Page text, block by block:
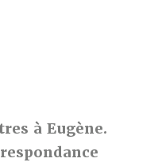
à Eugène.